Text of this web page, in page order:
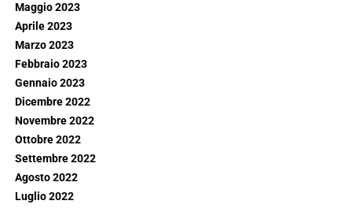
Maggio 2023
Aprile 2023
Marzo 2023
Febbraio 2023
Gennaio 2023
Dicembre 2022
Novembre 2022
Ottobre 2022
Settembre 2022
Agosto 2022
Luglio 2022